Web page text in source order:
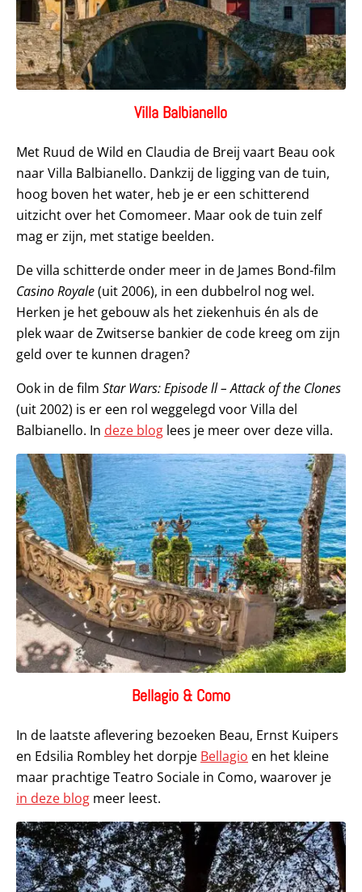
Villa Balbianello
Met Ruud de Wild en Claudia de Breij vaart Beau ook
naar Villa Balbianello. Dankzij de ligging van de tuin,
hoog boven het water, heb je er een schitterend
uitzicht over het Comomeer. Maar ook de tuin zelf
mag er zijn, met statige beelden.
De villa schitterde onder meer in de James Bond-film
Casino Royale(uit 2006), in een dubbelrol nog wel.
Herken je het gebouw als het ziekenhuis én als de
plek waar de Zwitserse bankier de code kreeg om zijn
geld over te kunnen dragen?
Ook in de film Star Wars: Episode ll – Attack of the Clones
(uit 2002) is er een rol weggelegd voor Villa del
Balbianello. In deze blog lees je meer over deze villa.
Bellagio & Como
In de laatste aflevering bezoeken Beau, Ernst Kuipers
en Edsilia Rombley het dorpje Bellagio en het kleine
maar prachtige Teatro Sociale in Como, waarover je
in deze blog meer leest.